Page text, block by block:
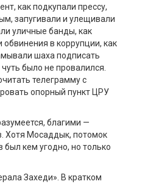
как подкупали прессу,
запугивали и улещивали
уличные банды, как
в коррупции, как
шаха подписать
было не провалился.
телеграмму с
опорный пункт ЦРУ
благими —
Хотя Мосаддык, потомок
кем угодно, но только
Захеди». В кратком